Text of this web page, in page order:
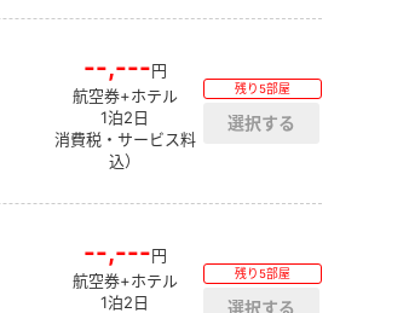
--,---円
航空券+ホテル
1泊2日
消費税・サービス料
込）
残り5部屋
--,---円
航空券+ホテル
1泊2日
残り5部屋